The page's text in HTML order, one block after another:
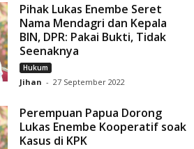
Pihak Lukas Enembe Seret
Nama Mendagri dan Kepala
BIN, DPR: Pakai Bukti, Tidak
Seenaknya
Hukum
Jihan - 27 September 2022
Perempuan Papua Dorong
Lukas Enembe Kooperatif soak
Kasus di KPK